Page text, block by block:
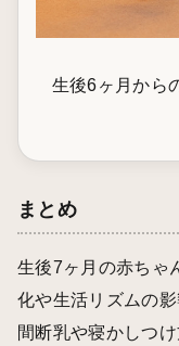
生後6ヶ月から
まとめ
生後7ヶ月の赤ちゃ
化や生活リズムの
間断乳や寝かしつ